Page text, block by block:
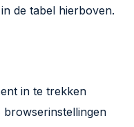
de tabel hierboven.
in te trekken
browserinstellingen